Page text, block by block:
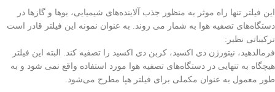
این فیلتر تنها راه موثر به منظور جذب آلاینده‌های شیمیایی، بوها و گاز‌ها در
دستگاه‌های تصفیه هوا به شمار می روند. به عنوان نمونه این فیلتر قادر است
ترکیباتی نظیر:
فرمالدهید، نیتورژن دی اکسید، کربن دی اکسید را تصفیه کند. البته این فیلتر
هیچگاه به تنهایی در دستگاه‌های تصفیه هوا مورد استفاده واقع نمی شود و به
طور معمول به عنوان مکملی برای فیلتر هپا مطرح می‌شود.